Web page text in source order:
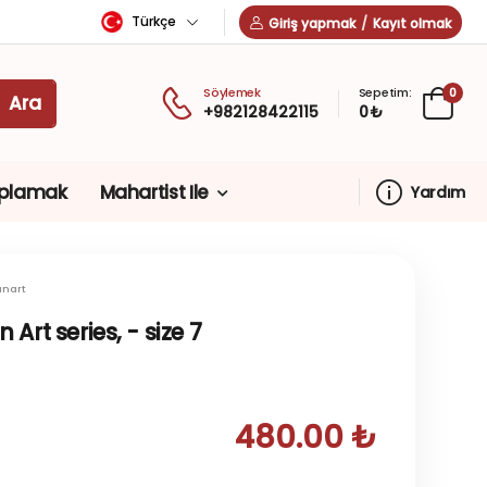
Türkçe Giriş yapmak / Kayıt olmak
Söylemek
+982128422115
Sepetim:
0 ₺
0
Mahartist Ile Yardım
Art series, - size 7
480.00 ₺